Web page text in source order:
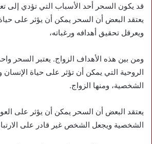
قد يكون السحر أحد الأسباب التي تؤدي إلى
يعتقد البعض أن السحر يمكن أن يؤثر على
ويعرقل تحقيق أهدافه ورغباته،
ومن بين هذه الأهداف الزواج. يعتبر السحر
الروحية التي يمكن أن تؤثر على حياة
الشخصية، ومنها الزواج.
يعتقد البعض أن السحر يمكن أن يؤثر على
الشخصية ويجعل الشخص غير قادر على